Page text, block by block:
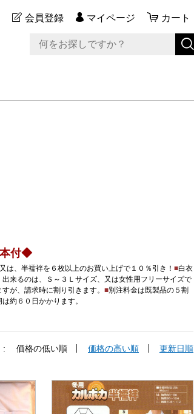
会員登録 マイページ カート
本付◆
は、半襦袢を６枚以上のお買い上げで１０％引き！ ■白衣
来るのは、Ｓ～３Ｌサイズ、又は女性用フリーサイズで
が、請求時に割り引きます。 ■別注料金は既製品の５割
約６０日かかります。
: 価格の低い順 価格の高い順 更新日順